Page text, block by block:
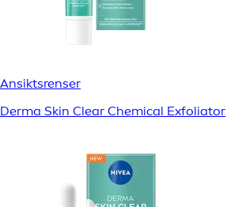
Ansiktsrenser
Derma Skin Clear Chemical Exfoliator